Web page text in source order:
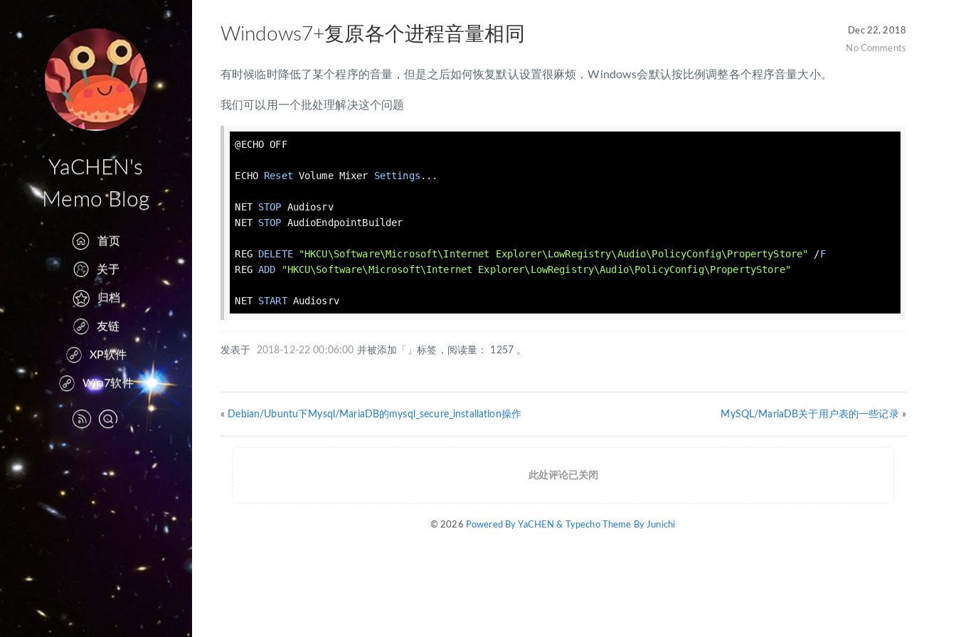
YaCHEN's
Memo Blog
首页
关于
归档
友链
XP软件
Win7软件
Dec 22, 2018
No Comments
Windows7+复原各个进程音量相同
有时候临时降低了某个程序的音量，但是之后如何恢复默认设置很麻烦，Windows会默认按比例调整各个程序音量大小。
我们可以用一个批处理解决这个问题
@ECHO OFF
ECHO Reset Volume Mixer Settings ...
NET STOP Audiosrv
NET STOP AudioEndpointBuilder
REG DELETE "HKCU\Software\Microsoft\Internet Explorer\LowRegistry\Audio\PolicyConfig\PropertyStore" /F
REG ADD "HKCU\Software\Microsoft\Internet Explorer\LowRegistry\Audio\PolicyConfig\PropertyStore"
NET START Audiosrv
发表于 2018-12-22 00:06:00 并被添加「」标签，阅读量： 1257 。
« Debian/Ubuntu下Mysql/MariaDB的mysql_secure_installation操作 MySQL/MariaDB关于用户表的一些记录»
此处评论已关闭
© 2026 Powered By YaCHEN & Typecho Theme By Junichi